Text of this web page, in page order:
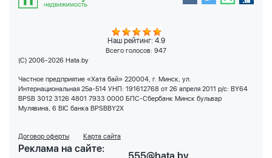
Наш рейтинг: 4.9
Всего голосов: 947
(C) 2006-2026 Hata.by
Частное предприятие «Хата бай» 220004, г. Минск, ул.
Интернациональная 25а-514 УНП: 191612768 от 26 апреля 2011 р/с: BY64
BPSB 3012 3126 4801 7933 0000 БПС-Сбербанк Минск бульвар
Мулявина, 6 BIC банка BPSBBY2X
Договор оферты Карта сайта
Реклама на сайте: